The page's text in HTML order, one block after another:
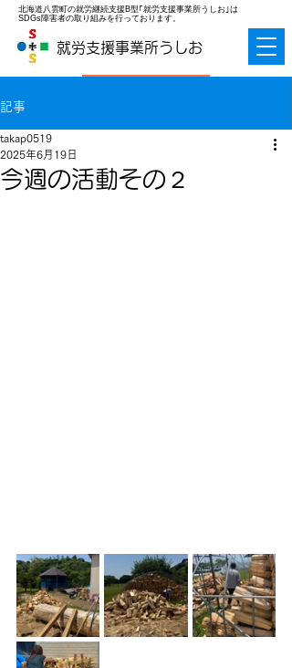
北海道八雲町の就労継続支援B型｢就労支援事業所うしお｣は
SDGs障害者の取り組みを行っております。
就労支援事業所うしお
記事
今週の活動その２
takap0519
2025年6月19日